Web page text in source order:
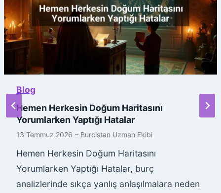
Blog
Hemen Herkesin Doğum Haritasını
Yorumlarken Yaptığı Hatalar
13 Temmuz 2026 – Burcistan Uzman Ekibi
Hemen Herkesin Doğum Haritasını
Yorumlarken Yaptığı Hatalar, burç
analizlerinde sıkça yanlış anlaşılmalara neden